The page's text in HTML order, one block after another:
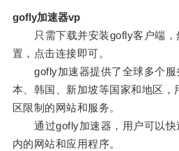
gofly加速器vp
只需下载并安装gofly客户端，
置，点击连接即可。
gofly加速器提供了全球多个服
本、韩国、新加坡等国家和地区，
区限制的网站和服务。
通过gofly加速器，用户可以快
内的网站和应用程序。